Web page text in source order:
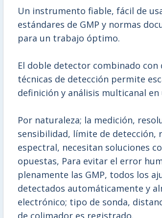
Un instrumento fiable, fácil de
estándares de GMP y normas
para un trabajo óptimo.
El doble detector combinado
técnicas de detección permite
definición y análisis multicanal
Por naturaleza; la medición,
sensibilidad, límite de detección,
espectral, necesitan soluciones
opuestas, Para evitar el error
plenamente las GMP, todos los
detectados automáticamente y
electrónico; tipo de sonda,
de colimador es registrado.